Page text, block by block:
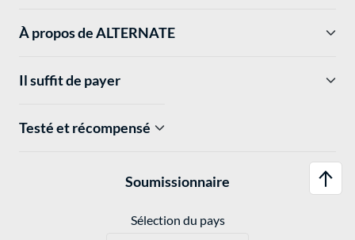
À propos de ALTERNATE
Il suffit de payer
Testé et récompensé
Soumissionnaire
Sélection du pays